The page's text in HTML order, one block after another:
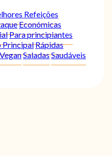
Refeições
Económicas
Para principiantes
PrincipalRápidas
SaladasSaudáveis